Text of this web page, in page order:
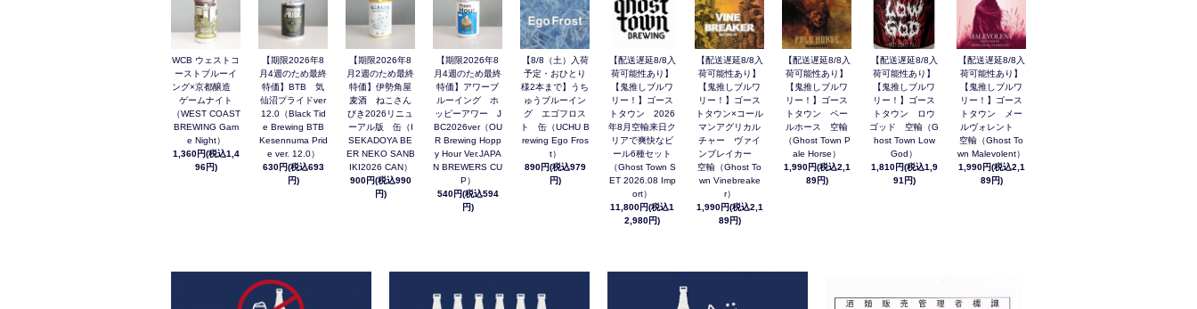
WCB ウェストコ
ーストブルーイ
ング×京都醸造
ゲームナイト
（WEST COAST
BREWING Gam
e Night）
1,360円(税込1,4
96円)
【期限2026年8
月4週のため最終
特価】BTB 気
仙沼プライドver
12.0（Black Tid
e Brewing BTB
Kesennuma Prid
e ver. 12.0）
630円(税込693
円)
【期限2026年8
月2週のため最終
特価】伊勢角屋
麦酒 ねこさん
びき2026リニュ
ーアル版 缶（I
SEKADOYA BE
ER NEKO SANB
IKI2026 CAN）
900円(税込990
円)
【期限2026年8
月4週のため最終
特価】アワーブ
ルーイング ホ
ッピーアワー J
BC2026ver（OU
R Brewing Hopp
y Hour Ver.JAPA
N BREWERS CU
P）
540円(税込594
円)
【8/8（土）入荷
予定・おひとり
様2本まで】うち
ゅうブルーイン
グ エゴフロス
ト 缶（UCHU B
rewing Ego Fros
t）
890円(税込979
円)
【配送遅延8/8入
荷可能性あり】
【鬼推しブルワ
リー！】ゴース
トタウン 2026
年8月空輸来日ク
リアで爽快なビ
ール6種セット
（Ghost Town S
ET 2026.08 Imp
ort）
11,800円(税込1
2,980円)
【配送遅延8/8入
荷可能性あり】
【鬼推しブルワ
リー！】ゴース
トタウン×コール
マンアグリカル
チャー ヴァイ
ンブレイカー
空輸（Ghost To
wn Vinebreake
r）
1,990円(税込2,1
89円)
【配送遅延8/8入
荷可能性あり】
【鬼推しブルワ
リー！】ゴース
トタウン ペー
ルホース 空輸
（Ghost Town P
ale Horse）
1,990円(税込2,1
89円)
【配送遅延8/8入
荷可能性あり】
【鬼推しブルワ
リー！】ゴース
トタウン ロウ
ゴッド 空輸（G
host Town Low
God）
1,810円(税込1,9
91円)
【配送遅延8/8入
荷可能性あり】
【鬼推しブルワ
リー！】ゴース
トタウン メー
ルヴォレント
空輸（Ghost To
wn Malevolent）
1,990円(税込2,1
89円)